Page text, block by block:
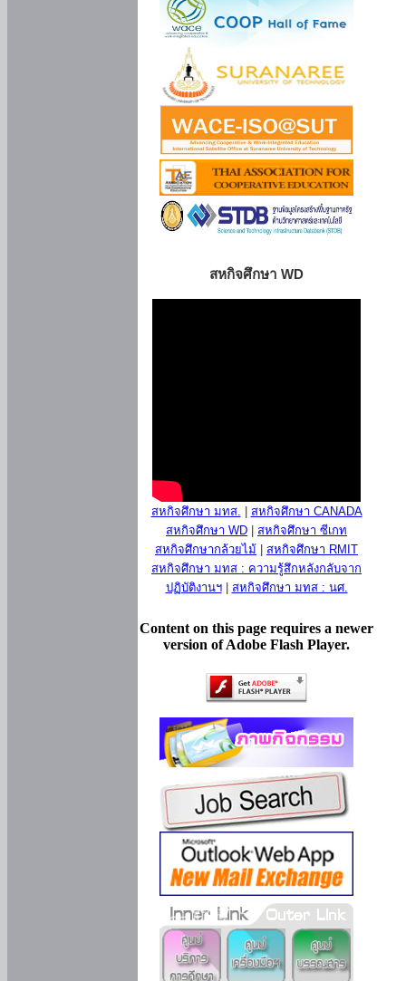
สหกิจศึกษา WD
สหกิจศึกษา มทส.
สหกิจศึกษา CANADA
สหกิจศึกษา WD
สหกิจศึกษา ซีเกท
สหกิจศึกษากล้วยไม้
สหกิจศึกษา RMIT
สหกิจศึกษา มทส : ความรู้สึกหลังกลับจาก
ปฏิบัติงานฯ| สหกิจศึกษา มทส : นศ.
Content on this page requires a newer
version of Adobe Flash Player.